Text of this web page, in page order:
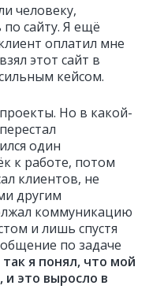
человеку,
сайту. Я ещё
оплатил мне
этот сайт в
кейсом.
Но в какой-
один
к работе, потом
клиентов, не
другим
коммуникацию
и лишь спустя
по задаче
я понял, что мой
это выросло в